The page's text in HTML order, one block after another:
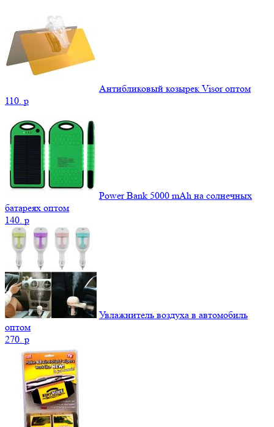
Антибликовый козырек Visor оптом
110. p
Power Bank 5000 mAh на солнечных
батареях оптом
140. p
Увлажнитель воздуха в автомобиль
оптом
270. p